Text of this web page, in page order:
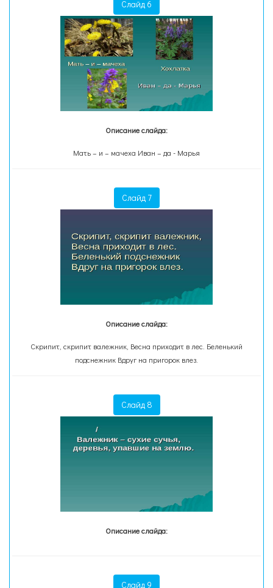
Слайд 6
Описание слайда:
Мать – и – мачеха Иван – да - Марья
Слайд 7
Описание слайда:
Скрипит, скрипит валежник, Весна приходит в лес. Беленький
подснежник Вдруг на пригорок влез.
Слайд 8
Описание слайда:
Слайд 9